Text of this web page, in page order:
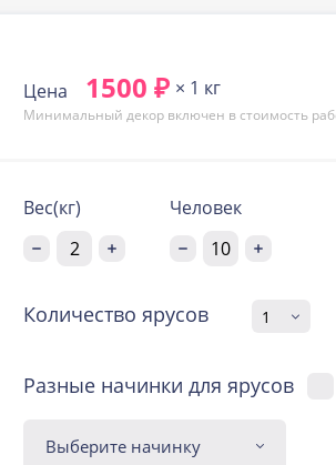
Цена 1500 ₽ × 1 кг
Минимальный декор включен в стоимость
Вес(кг) Человек
Количество ярусов
Разные начинки для ярусов